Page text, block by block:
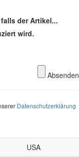
der Artikel...
wird.
Absenden
Datenschutzerklärung
USA